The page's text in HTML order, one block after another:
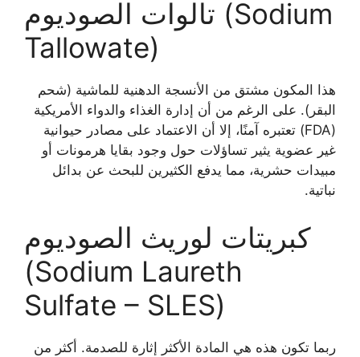
تالوات الصوديوم (Sodium
Tallowate)
هذا المكون مشتق من الأنسجة الدهنية للماشية (شحم
البقر). على الرغم من أن إدارة الغذاء والدواء الأمريكية
(FDA) تعتبره آمنًا، إلا أن الاعتماد على مصادر حيوانية
غير عضوية يثير تساؤلات حول وجود بقايا هرمونات أو
مبيدات حشرية، مما يدفع الكثيرين للبحث عن بدائل
نباتية.
كبريتات لوريث الصوديوم
(Sodium Laureth
Sulfate – SLES)
ربما تكون هذه هي المادة الأكثر إثارة للصدمة. أكثر من